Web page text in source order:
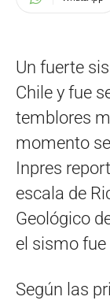
Un fuerte
Chile y fue
temblores
momento
Inpres
escala de
Geológico
el sismo fue
Según las